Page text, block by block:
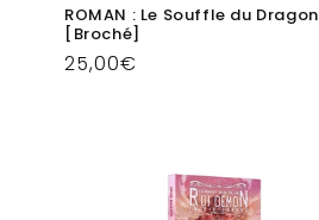
ROMAN : Le Souffle du Dragon
[Broché]
Prix
25,00€